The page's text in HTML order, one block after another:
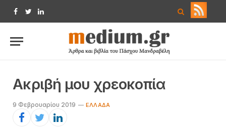
Facebook
TwitterLinkedIn
Ακριβή μου χρεοκοπία
9 Φεβρουαρίου 2019 ΕΛΛΆΔΑ